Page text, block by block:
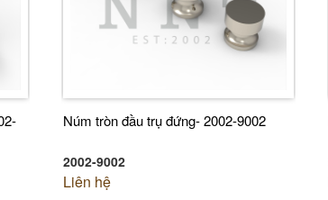
Núm tròn đầu trụ đứng- 2002-9002
2002-9002
Liên hệ